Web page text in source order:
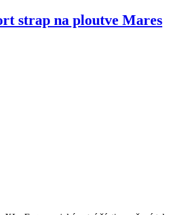
strap na ploutve Mares